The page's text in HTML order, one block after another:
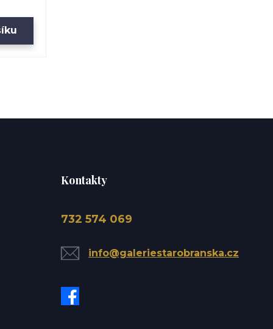
Kontakty
732 574 069
info@galeriestarobranska.cz